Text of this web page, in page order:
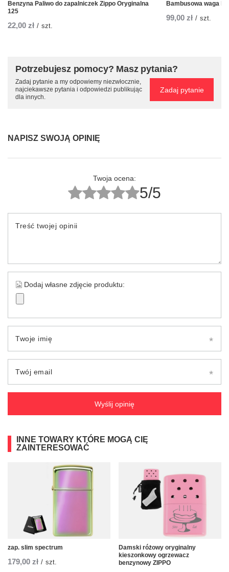
Benzyna Paliwo do zapalniczek Zippo Oryginalna
125
22,00 zł / szt.
Bambusowa waga
99,00 zł / szt.
Potrzebujesz pomocy? Masz pytania?
Zadaj pytanie a my odpowiemy niezwłocznie,
najciekawsze pytania i odpowiedzi publikując
dla innych.
Zadaj pytanie
NAPISZ SWOJĄ OPINIĘ
Twoja ocena:
5/5
Treść twojej opinii
Dodaj własne zdjęcie produktu:
Twoje imię
Twój email
Wyślij opinię
INNE TOWARY KTÓRE MOGĄ CIĘ
ZAINTERESOWAĆ
zap. slim spectrum
179,00 zł / szt.
Damski różowy oryginalny
kieszonkowy ogrzewacz
benzynowy ZIPPO